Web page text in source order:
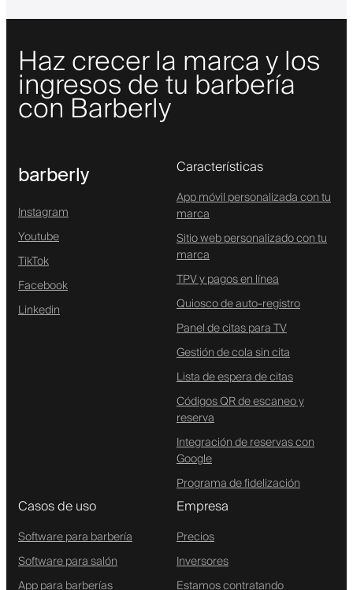
Haz crecer la marca y los
ingresos de tu barbería
con Barberly
barberly
Instagram
Youtube
TikTok
Facebook
Linkedin
Características
App móvil personalizada con tu
marca
Sitio web personalizado con tu
marca
TPV y pagos en línea
Quiosco de auto-registro
Panel de citas para TV
Gestión de cola sin cita
Lista de espera de citas
Códigos QR de escaneo y
reserva
Integración de reservas con
Google
Programa de fidelización
Casos de uso
Software para barbería
Software para salón
App para barberías
Empresa
Precios
Inversores
Estamos contratando